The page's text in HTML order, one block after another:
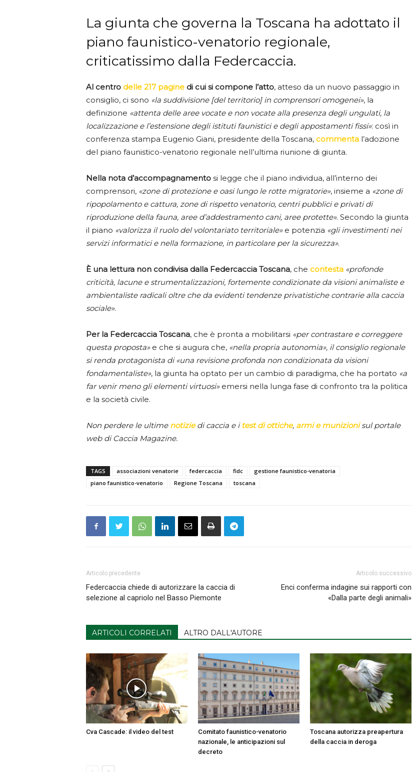
La giunta che governa la Toscana ha adottato il
piano faunistico-venatorio regionale,
criticatissimo dalla Federcaccia.
Al centro delle 217 pagine di cui si compone l’atto, atteso da un nuovo passaggio in
consiglio, ci sono «la suddivisione [del territorio] in comprensori omogenei», la
definizione «attenta delle aree vocate e non vocate alla presenza degli ungulati, la
localizzazione e l’estensione degli istituti faunistici e degli appostamenti fissi»: così in
conferenza stampa Eugenio Giani, presidente della Toscana, commenta l’adozione
del piano faunistico-venatorio regionale nell’ultima riunione di giunta.
Nella nota d’accompagnamento si legge che il piano individua, all’interno dei
comprensori, «zone di protezione e oasi lungo le rotte migratorie», insieme a «zone di
ripopolamento e cattura, zone di rispetto venatorio, centri pubblici e privati di
riproduzione della fauna, aree d’addestramento cani, aree protette». Secondo la giunta
il piano «valorizza il ruolo del volontariato territoriale»e potenzia «gli investimenti nei
servizi informatici e nella formazione, in particolare per la sicurezza».
È una lettura non condivisa dalla Federcaccia Toscana, che contesta «profonde
criticità, lacune e strumentalizzazioni, fortemente condizionate da visioni animaliste e
ambientaliste radicali oltre che da evidenti tendenze privatistiche contrarie alla caccia
sociale».
Per la Federcaccia Toscana, che è pronta a mobilitarsi «per contrastare e correggere
questa proposta»e che si augura che, «nella propria autonomia», il consiglio regionale
si renda protagonista di «una revisione profonda non condizionata da visioni
fondamentaliste», la giunta ha optato per un cambio di paradigma, che ha portato «a
far venir meno gli elementi virtuosi»emersi nella lunga fase di confronto tra la politica
e la società civile.
Non perdere le ultime notiziedi caccia e i test di ottiche, armi e munizionisul portale
web di Caccia Magazine.
TAGS associazioni venatorie federcaccia fidc
gestione faunistico-venatoria
piano faunistico-venatorio
Regione Toscana toscana
Articolo precedente
Federcaccia chiede di autorizzare la caccia di
selezione al capriolo nel Basso Piemonte
Articolo successivo
Enci conferma indagine sui rapporti con
«Dalla parte degli animali»
ARTICOLI CORRELATI ALTRO DALL'AUTORE
Cva Cascade: il video del test
Comitato faunistico-venatorio
nazionale, le anticipazioni sul
decreto
Toscana autorizza preapertura
della caccia in deroga